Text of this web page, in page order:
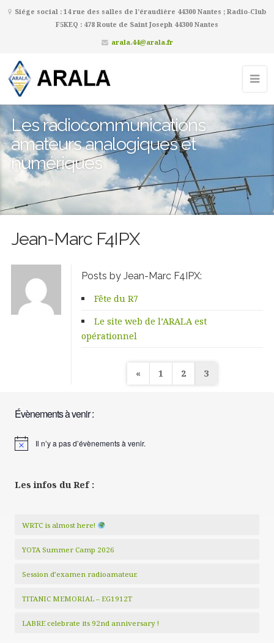
Siége social : 14 rue des salles de l’éraudière 44300 Nantes ; Radio-Club
F5KEQ : 478 Route de Saint Joseph 44300 Nantes
arala.44@arala.fr
Les radiocommunications
amateurs analogiques et
numériques
Jean-Marc F4IPX
Posts by Jean-Marc F4IPX:
Fête du R7
Le site web de l’ARALA est
opérationnel
Pagination
« 1 2 3
Évènements à venir :
Notice Il n’y a pas d’évènements à venir.
Les infos du Ref :
WRTC is almost here!
YOTA Summer Camp 2026
Session d’examen radioamateur.
TITANIC MEMORIAL – EG1912T
LABRE celebrate its 92nd anniversary !